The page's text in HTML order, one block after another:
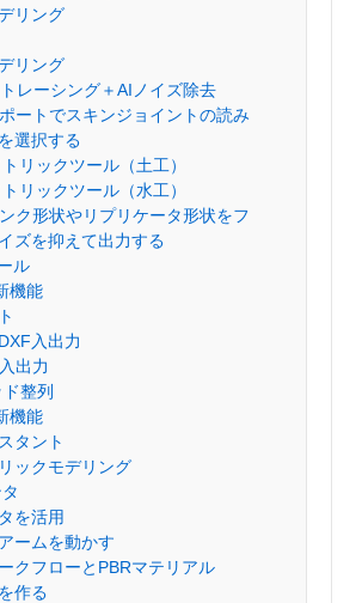
リング
リング
レーシング＋AIノイズ除去
ートでスキンジョイントの読み
選択する
リックツール（土工）
リックツール（水工）
ク形状やリプリケータ形状をフ
ズを抑えて出力する
ル
機能
入出力
出力
整列
機能
タント
ックモデリング
を活用
ームを動かす
クフローとPBRマテリアル
作る